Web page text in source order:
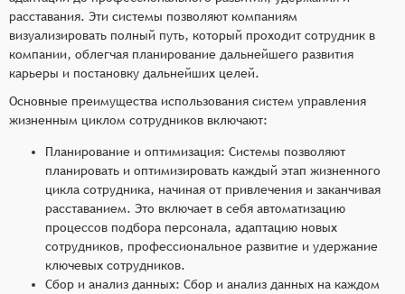
расставания. Эти системы позволяют компаниям
визуализировать полный путь, который проходит сотрудник в
компании, облегчая планирование дальнейшего развития
карьеры и постановку дальнейших целей.
Основные преимущества использования систем управления
жизненным циклом сотрудников включают:
Планирование и оптимизация: Системы позволяют
планировать и оптимизировать каждый этап жизненного
цикла сотрудника, начиная от привлечения и заканчивая
расставанием. Это включает в себя автоматизацию
процессов подбора персонала, адаптацию новых
сотрудников, профессиональное развитие и удержание
ключевых сотрудников.
Сбор и анализ данных: Сбор и анализ данных на каждом